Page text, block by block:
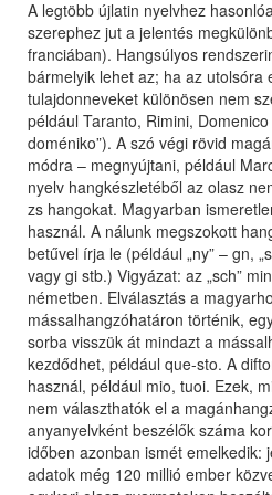
A legtöbb újlatin nyelvhez
szerephez jut a jelentés
franciában). Hangsúlyos
bármelyik lehet az; ha az utolsóra
tulajdonneveket különösen nem
például Taranto, Rimini,
doméniko”). A szó végi rövid
módra – megnyújtani, például
nyelv hangkészletéből az olasz
zs hangokat. Magyarban
használ. A nálunk megszokott
betűvel írja le (például „ny” – gn,
vagy gi stb.) Vigyázat: az „sch”
németben. Elválasztás a
mássalhangzóhatáron történik,
sorba visszük át mindazt a
kezdődhet, például que-sto. A
használ, például mio, tuoi. Ezek,
nem választhatók el a
anyanyelvként beszélők száma
időben azonban ismét emelkedik:
adatok még 120 millió ember